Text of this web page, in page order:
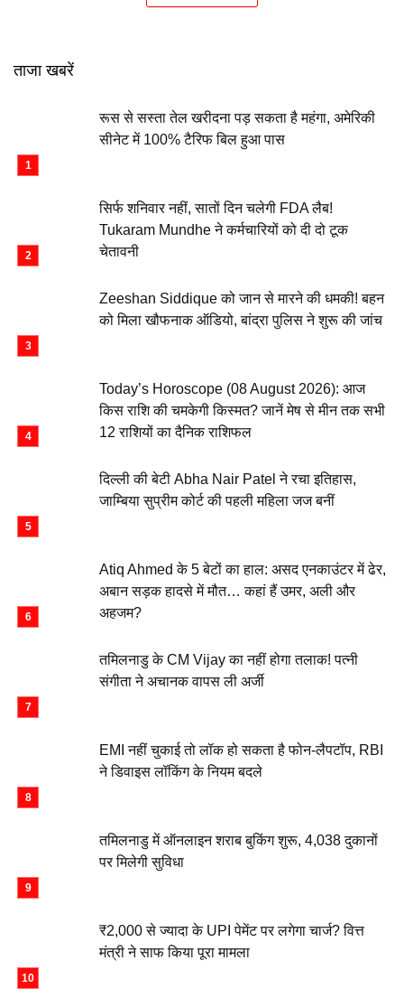
ताजा खबरें
रूस से सस्ता तेल खरीदना पड़ सकता है महंगा, अमेरिकी
सीनेट में 100% टैरिफ बिल हुआ पास
सिर्फ शनिवार नहीं, सातों दिन चलेगी FDA लैब!
Tukaram Mundhe ने कर्मचारियों को दी दो टूक
चेतावनी
Zeeshan Siddique को जान से मारने की धमकी! बहन
को मिला खौफनाक ऑडियो, बांद्रा पुलिस ने शुरू की जांच
Today’s Horoscope (08 August 2026): आज
किस राशि की चमकेगी किस्मत? जानें मेष से मीन तक सभी
12 राशियों का दैनिक राशिफल
दिल्ली की बेटी Abha Nair Patel ने रचा इतिहास,
जाम्बिया सुप्रीम कोर्ट की पहली महिला जज बनीं
Atiq Ahmed के 5 बेटों का हाल: असद एनकाउंटर में ढेर,
अबान सड़क हादसे में मौत… कहां हैं उमर, अली और
अहजम?
तमिलनाडु के CM Vijay का नहीं होगा तलाक! पत्नी
संगीता ने अचानक वापस ली अर्जी
EMI नहीं चुकाई तो लॉक हो सकता है फोन-लैपटॉप, RBI
ने डिवाइस लॉकिंग के नियम बदले
तमिलनाडु में ऑनलाइन शराब बुकिंग शुरू, 4,038 दुकानों
पर मिलेगी सुविधा
₹2,000 से ज्यादा के UPI पेमेंट पर लगेगा चार्ज? वित्त
मंत्री ने साफ किया पूरा मामला